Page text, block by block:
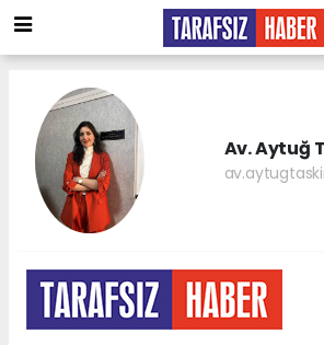
Av. Aytuğ